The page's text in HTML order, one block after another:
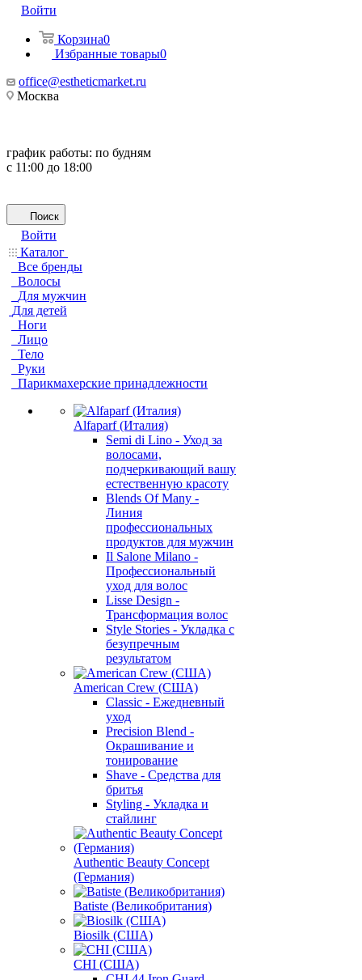
Войти
Корзина0
Избранные товары0
office@estheticmarket.ru
Москва
график работы: по будням
с 11:00 до 18:00
Поиск
Войти
Каталог
Все бренды
Волосы
Для мужчин
Для детей
Ноги
Лицо
Тело
Руки
Парикмахерские принадлежности
Alfaparf (Италия)
Semi di Lino - Уход за
волосами,
подчеркивающий вашу
естественную красоту
Blends Of Many -
Линия
профессиональных
продуктов для мужчин
Il Salone Milano -
Профессиональный
уход для волос
Lisse Design -
Трансформация волос
Style Stories - Укладка с
безупречным
результатом
American Crew (США)
Classic - Ежедневный
уход
Precision Blend -
Окрашивание и
тонирование
Shave - Средства для
бритья
Styling - Укладка и
стайлинг
Authentic Beauty Concept
(Германия)
Batiste (Великобритания)
Biosilk (США)
CHI (США)